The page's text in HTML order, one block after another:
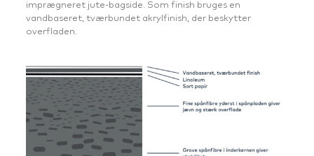
imprægneret jute-bagside. Som finish bruges en
vandbaseret, tværbundet akrylfinish, der beskytter
overfladen.